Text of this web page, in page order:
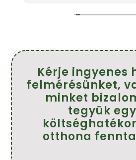
Köszönöm szépen.
Kérje ingyenes
felmérésünket,
minket
tegyük
otthona